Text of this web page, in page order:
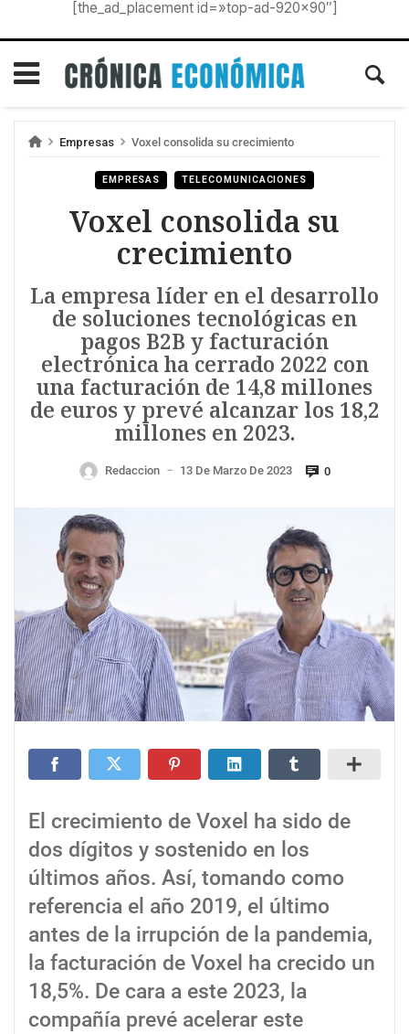
[the_ad_placement id=»top-ad-920×90″]
Empresas Voxel consolida su crecimiento
EMPRESAS TELECOMUNICACIONES
Voxel consolida su
crecimiento
La empresa líder en el desarrollo
de soluciones tecnológicas en
pagos B2B y facturación
electrónica ha cerrado 2022 con
una facturación de 14,8 millones
de euros y prevé alcanzar los 18,2
millones en 2023.
Redaccion — 13 De Marzo De 2023 0
El crecimiento de Voxel ha sido de
dos dígitos y sostenido en los
últimos años. Así, tomando como
referencia el año 2019, el último
antes de la irrupción de la pandemia,
la facturación de Voxel ha crecido un
18,5%. De cara a este 2023, la
compañía prevé acelerar este